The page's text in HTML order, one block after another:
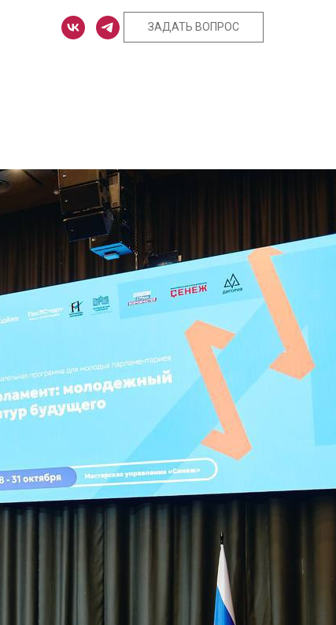
ЗАДАТЬ ВОПРОС